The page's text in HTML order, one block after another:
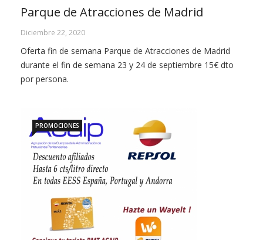
Parque de Atracciones de Madrid
Diciembre 22, 2020
Oferta fin de semana Parque de Atracciones de Madrid
durante el fin de semana 23 y 24 de septiembre 15€ dto
por persona.
PROMOCIONES